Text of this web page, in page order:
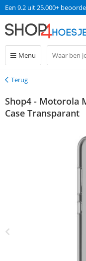
Een 9.2 uit 25.000+
Menu
Terug
Terug
Shop4 - Motorola
Case Transparant